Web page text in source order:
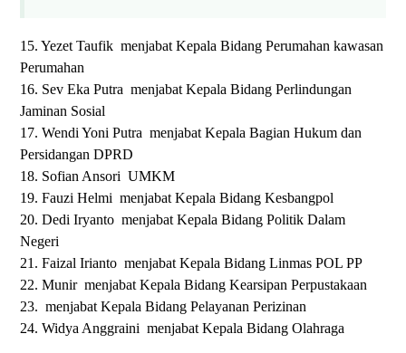
15. Yezet Taufik menjabat Kepala Bidang Perumahan kawasan
Perumahan
16. Sev Eka Putra menjabat Kepala Bidang Perlindungan
Jaminan Sosial
17. Wendi Yoni Putra menjabat Kepala Bagian Hukum dan
Persidangan DPRD
18. Sofian Ansori UMKM
19. Fauzi Helmi menjabat Kepala Bidang Kesbangpol
20. Dedi Iryanto menjabat Kepala Bidang Politik Dalam
Negeri
21. Faizal Irianto menjabat Kepala Bidang Linmas POL PP
22. Munir menjabat Kepala Bidang Kearsipan Perpustakaan
23. menjabat Kepala Bidang Pelayanan Perizinan
24. Widya Anggraini menjabat Kepala Bidang Olahraga